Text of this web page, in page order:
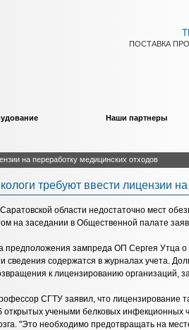
ПОСТАВКА
Наши партнеры
на переработку медицинских отходов
требуют ввести лицензии
области недостаточно мест
на заседании в Общественной палате
предположения зампреда ОП Сергея Утца о
сведения содержатся в журналах учета.
к лицензированию организаций,
СГТУ заявил, что лицензирование
открытых учеными белковых инфекционных
"Это необходимо предотвращать на